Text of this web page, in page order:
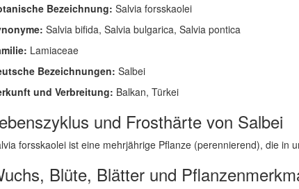
Bezeichnung: Salvia forsskaolei
Salvia bifida, Salvia bulgarica, Salvia pontica
Lamiaceae
Bezeichnungen: Salbei
und Verbreitung: Balkan, Türkei
und Frosthärte von Salbei
forsskaolei ist eine mehrjährige Pflanze (perennierend), die
Blüte, Blätter und